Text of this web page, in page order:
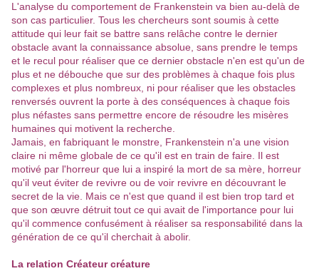
L'analyse du comportement de Frankenstein va bien au-delà de
son cas particulier. Tous les chercheurs sont soumis à cette
attitude qui leur fait se battre sans relâche contre le dernier
obstacle avant la connaissance absolue, sans prendre le temps
et le recul pour réaliser que ce dernier obstacle n'en est qu'un de
plus et ne débouche que sur des problèmes à chaque fois plus
complexes et plus nombreux, ni pour réaliser que les obstacles
renversés ouvrent la porte à des conséquences à chaque fois
plus néfastes sans permettre encore de résoudre les misères
humaines qui motivent la recherche.
Jamais, en fabriquant le monstre, Frankenstein n'a une vision
claire ni même globale de ce qu'il est en train de faire. Il est
motivé par l'horreur que lui a inspiré la mort de sa mère, horreur
qu'il veut éviter de revivre ou de voir revivre en découvrant le
secret de la vie. Mais ce n'est que quand il est bien trop tard et
que son œuvre détruit tout ce qui avait de l'importance pour lui
qu'il commence confusément à réaliser sa responsabilité dans la
génération de ce qu'il cherchait à abolir.
La relation Créateur créature